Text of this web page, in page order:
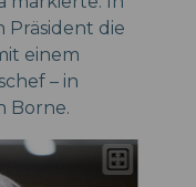
Präsident die
einem
– in
Borne.